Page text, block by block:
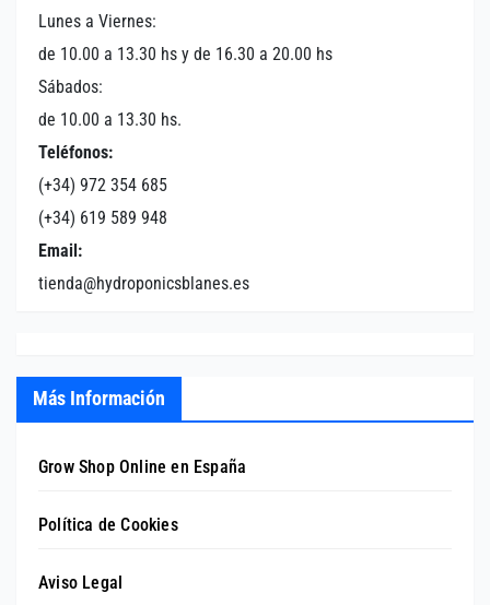
Lunes a Viernes:
de 10.00 a 13.30 hs y de 16.30 a 20.00 hs
Sábados:
de 10.00 a 13.30 hs.
Teléfonos:
(+34) 972 354 685
(+34) 619 589 948
Email:
tienda@hydroponicsblanes.es
Más Información
Grow Shop Online en España
Política de Cookies
Aviso Legal